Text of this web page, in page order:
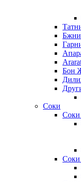
Бон
Соки
Соки